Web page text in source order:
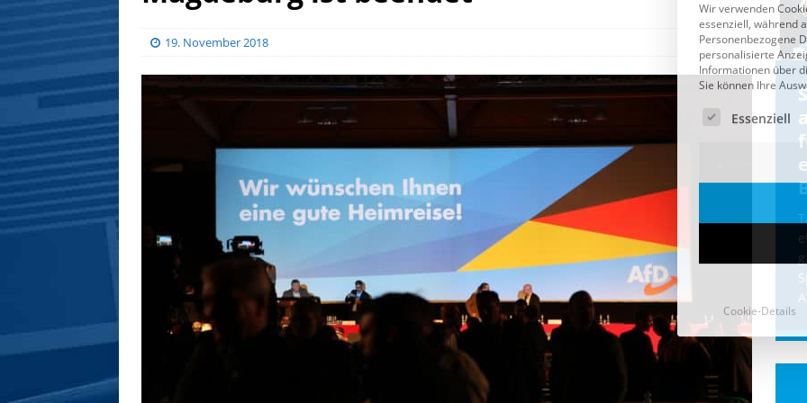
19. November 2018
CDU & Ampel wollen nach
der Wahl wieder Afghanen
einfliegen: Zeit für ein
Asylmoratorium!
Die Bundesregierung und die CDU
halten die Wähler für dumm! Weil die
Stimmung wegen der von Afghanen
verübten Anschläge kippte, wurden die
Flüge vor der
Cookie-Details